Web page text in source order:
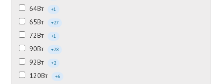
64Вт +1
65Вт +27
72Вт +1
90Вт +28
92Вт +2
120Вт +6